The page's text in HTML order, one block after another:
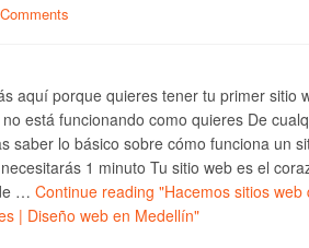
aquí porque quieres tener tu primer sitio
está funcionando como quieres De
saber lo básico sobre cómo funciona un
1 minuto Tu sitio web es el
… Continue reading "Hacemos sitios
| Diseño web en Medellín"